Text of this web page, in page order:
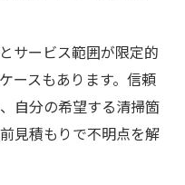
サービス範囲が限定的
ースもあります。信頼
自分の希望する清掃箇
見積もりで不明点を解